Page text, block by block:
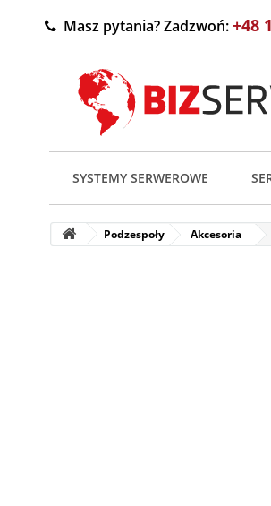
Masz pytania? Zadzwoń:+48
SYSTEMY SERWEROWE
Podzespoły Akcesoria